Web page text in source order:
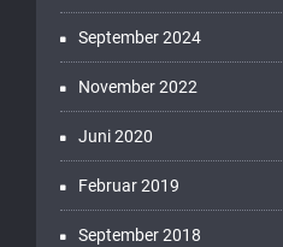
September 2024
November 2022
Juni 2020
Februar 2019
September 2018